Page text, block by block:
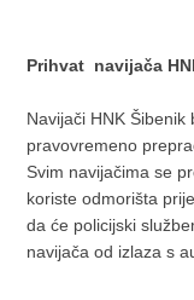
Prihvat navijača
Navijači HNK Šibenik
pravovremeno
Svim navijačima se
koriste odmorišta
da će policijski
navijača od izlaza s